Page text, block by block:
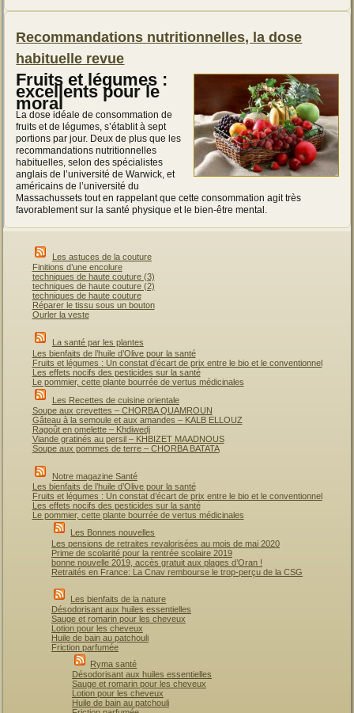
Recommandations nutritionnelles, la dose
habituelle revue
Fruits et légumes :
excellents pour le
moral
La dose idéale de consommation de
fruits et de légumes, s’établit à sept
portions par jour. Deux de plus que les
recommandations nutritionnelles
habituelles, selon des spécialistes
anglais de l’université de Warwick, et
américains de l’université du
Massachussets tout en rappelant que cette consommation agit très
favorablement sur la santé physique et le bien-être mental.
Les astuces de la couture
Finitions d’une encolure
techniques de haute couture (3)
techniques de haute couture (2)
techniques de haute couture
Réparer le tissu sous un bouton
Ourler la veste
La santé par les plantes
Les bienfaits de l’huile d’Olive pour la santé
Fruits et légumes : Un constat d’écart de prix entre le bio et le conventionnel
Les effets nocifs des pesticides sur la santé
Le pommier, cette plante bourrée de vertus médicinales
Les Recettes de cuisine orientale
Soupe aux crevettes – CHORBA QUAMROUN
Gâteau à la semoule et aux amandes – KALB ELLOUZ
Ragoût en omelette – Khdiwedj
Viande gratinés au persil – KHBIZET MAADNOUS
Soupe aux pommes de terre – CHORBA BATATA
Notre magazine Santé
Les bienfaits de l’huile d’Olive pour la santé
Fruits et légumes : Un constat d’écart de prix entre le bio et le conventionnel
Les effets nocifs des pesticides sur la santé
Le pommier, cette plante bourrée de vertus médicinales
Les Bonnes nouvelles
Les pensions de retraites revalorisées au mois de mai 2020
Prime de scolarité pour la rentrée scolaire 2019
bonne nouvelle 2019, accès gratuit aux plages d’Oran !
Retraités en France: La Cnav rembourse le trop-perçu de la CSG
Les bienfaits de la nature
Désodorisant aux huiles essentielles
Sauge et romarin pour les cheveux
Lotion pour les cheveux
Huile de bain au patchouli
Friction parfumée
Ryma santé
Désodorisant aux huiles essentielles
Sauge et romarin pour les cheveux
Lotion pour les cheveux
Huile de bain au patchouli